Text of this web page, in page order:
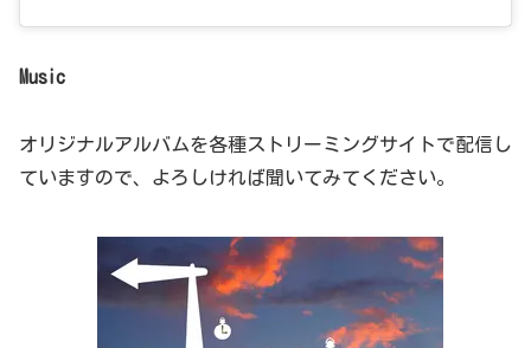
Music
オリジナルアルバムを各種ストリーミングサイトで配信し
ていますので、よろしければ聞いてみてください。